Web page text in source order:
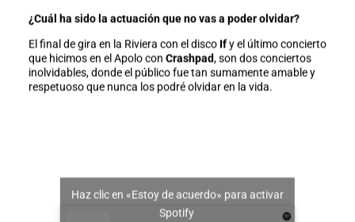
¿Cuál ha sido la actuación que no vas a poder olvidar?
El final de gira en la Riviera con el discoIfy el último concierto
que hicimos en el Apolo con Crashpad, son dos conciertos
inolvidables, donde el público fue tan sumamente amable y
respetuoso que nunca los podré olvidar en la vida.
Haz clic en «Estoy de acuerdo» para activar
Spotify